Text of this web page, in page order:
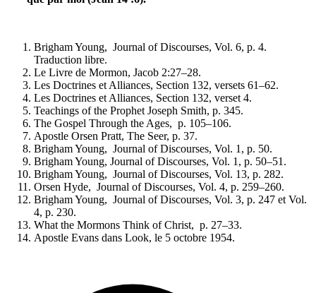
Brigham Young, Journal of Discourses, Vol. 6, p. 4.
Traduction libre.
Le Livre de Mormon, Jacob 2:27–28.
Les Doctrines et Alliances, Section 132, versets 61–62.
Les Doctrines et Alliances, Section 132, verset 4.
Teachings of the Prophet Joseph Smith, p. 345.
The Gospel Through the Ages, p. 105–106.
Apostle Orsen Pratt, The Seer, p. 37.
Brigham Young, Journal of Discourses, Vol. 1, p. 50.
Brigham Young, Journal of Discourses, Vol. 1, p. 50–51.
Brigham Young, Journal of Discourses, Vol. 13, p. 282.
Orsen Hyde, Journal of Discourses, Vol. 4, p. 259–260.
Brigham Young, Journal of Discourses, Vol. 3, p. 247 et Vol.
4, p. 230.
What the Mormons Think of Christ, p. 27–33.
Apostle Evans dans Look, le 5 octobre 1954.